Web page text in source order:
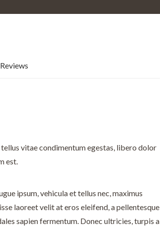
Reviews
vitae condimentum egestas, libero dolor
est.
ipsum, vehicula et tellus nec, maximus
laoreet velit at eros eleifend, a pellentesque
sapien fermentum. Donec ultricies, turpis a